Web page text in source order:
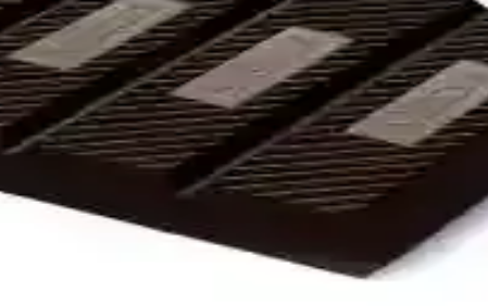
buluşturan popüler bir ürün. Bayram ve özel günlerde tercih
60 kcal sağlar, porsiyon kontrolü ve kaliteli ürün seçimi önemli.
ürün yelpazesi ve yenilikçi yaklaşımlarıyla tüketicilerin tercihi